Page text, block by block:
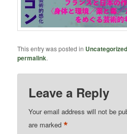
This entry was posted in Uncategorized
permalink.
Leave a Reply
Your email address will not be
are marked*